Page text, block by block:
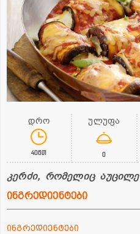
დრო
40წთ
ულუფა
0
კერძი, რომელიც
ინგრედიენტები
ინგრედიენტები